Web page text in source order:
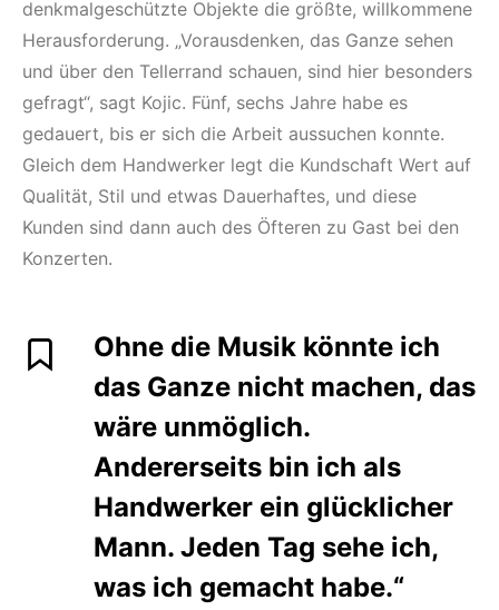
denkmalgeschützte Objekte die größte, willkommene
Herausforderung. „Vorausdenken, das Ganze sehen
und über den Tellerrand schauen, sind hier besonders
gefragt“, sagt Kojic. Fünf, sechs Jahre habe es
gedauert, bis er sich die Arbeit aussuchen konnte.
Gleich dem Handwerker legt die Kundschaft Wert auf
Qualität, Stil und etwas Dauerhaftes, und diese
Kunden sind dann auch des Öfteren zu Gast bei den
Konzerten.
Ohne die Musik könnte ich
das Ganze nicht machen, das
wäre unmöglich.
Andererseits bin ich als
Handwerker ein glücklicher
Mann. Jeden Tag sehe ich,
was ich gemacht habe.“